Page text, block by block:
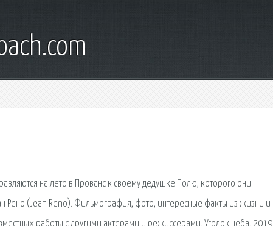
на лето в Прованс к своему дедушке Полю, которого они
Рено (Jean Reno). Фильмография, фото, интересные факты из жизни и
работы с другими актерами и режиссерами. Уголок неба. 2019